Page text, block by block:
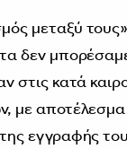
μεταξύ
δεν
στις κατά
αποτέλεσμα
εγγραφής